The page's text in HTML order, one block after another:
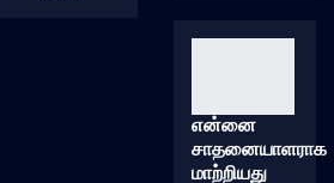
என்னை
சாதனையாளராக
மாற்றியது